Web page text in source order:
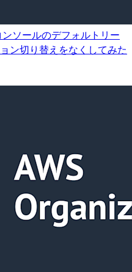
ソールのデフォルトリー
ン切り替えをなくしてみた